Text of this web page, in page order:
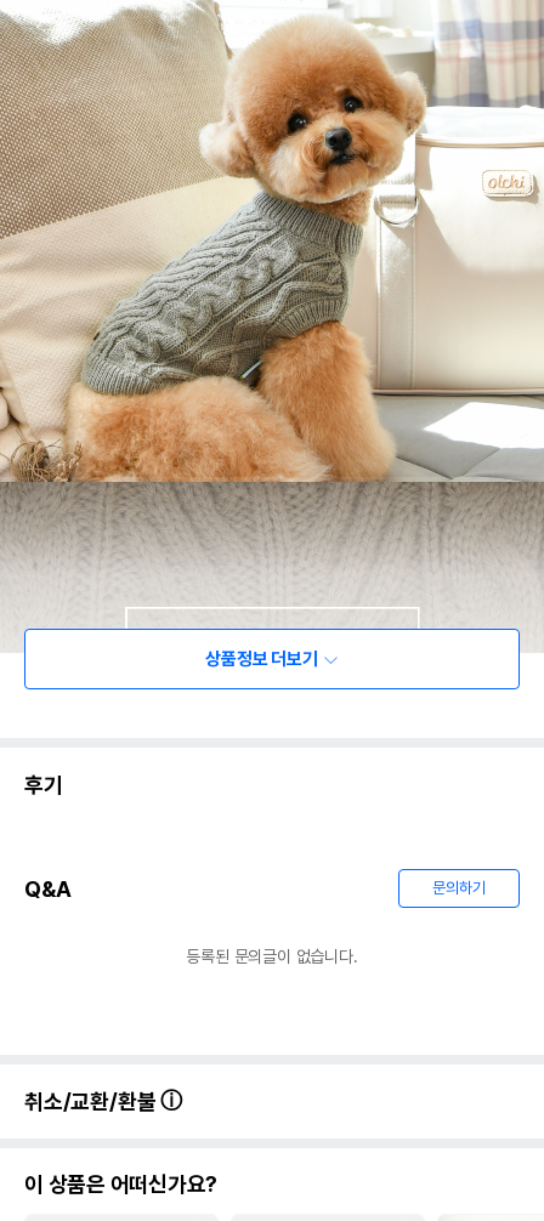
상품정보 더보기
후기
Q&A 문의하기
등록된 문의글이 없습니다.
취소/교환/환불
이 상품은 어떠신가요?